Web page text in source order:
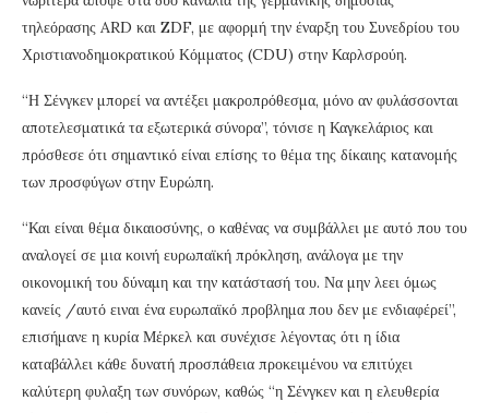
τηλεόρασης ARD και ZDF, με αφορμή την έναρξη του Συνεδρίου του
Χριστιανοδημοκρατικού Κόμματος (CDU) στην Καρλσρούη.
“Η Σένγκεν μπορεί να αντέξει μακροπρόθεσμα, μόνο αν φυλάσσονται
αποτελεσματικά τα εξωτερικά σύνορα”, τόνισε η Καγκελάριος και
πρόσθεσε ότι σημαντικό είναι επίσης το θέμα της δίκαιης κατανομής
των προσφύγων στην Ευρώπη.
“Και είναι θέμα δικαιοσύνης, ο καθένας να συμβάλλει με αυτό που του
αναλογεί σε μια κοινή ευρωπαϊκή πρόκληση, ανάλογα με την
οικονομική του δύναμη και την κατάστασή του. Να μην λεει όμως
κανείς /αυτό ειναι ένα ευρωπαϊκό προβλημα που δεν με ενδιαφέρεί”,
επισήμανε η κυρία Μέρκελ και συνέχισε λέγοντας ότι η ίδια
καταβάλλει κάθε δυνατή προσπάθεια προκειμένου να επιτύχει
καλύτερη φυλαξη των συνόρων, καθώς “η Σένγκεν και η ελευθερία